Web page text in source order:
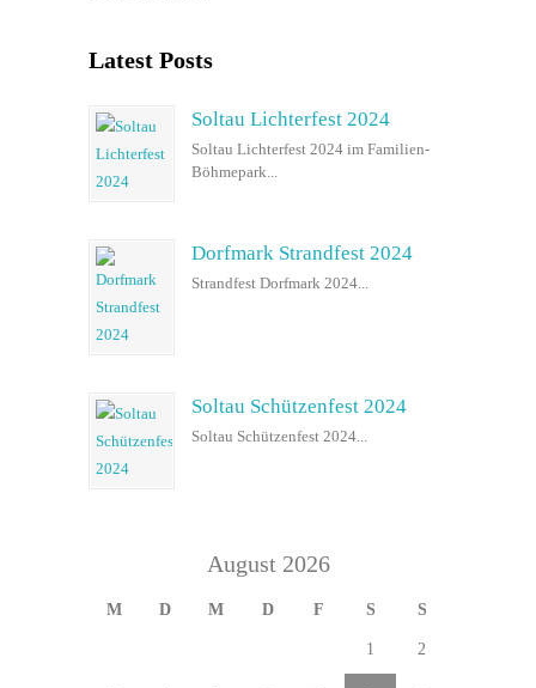
Latest Posts
Soltau Lichterfest 2024
Soltau Lichterfest 2024 im Familien-
Böhmepark...
Dorfmark Strandfest 2024
Strandfest Dorfmark 2024...
Soltau Schützenfest 2024
Soltau Schützenfest 2024...
August 2026
M D M D F S S
1 2